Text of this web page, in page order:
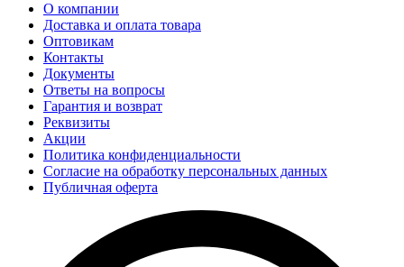
О компании
Доставка и оплата товара
Оптовикам
Контакты
Документы
Ответы на вопросы
Гарантия и возврат
Реквизиты
Акции
Политика конфиденциальности
Согласие на обработку персональных данных
Публичная оферта